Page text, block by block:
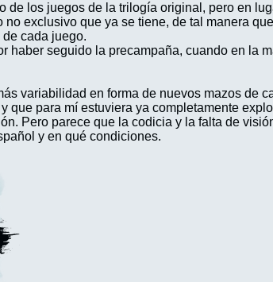
los juegos de la trilogía original, pero en
exclusivo que ya se tiene, de tal manera
cada juego.
haber seguido la precampaña, cuando en la
variabilidad en forma de nuevos mazos de
que para mí estuviera ya completamente
Pero parece que la codicia y la falta de
y en qué condiciones.